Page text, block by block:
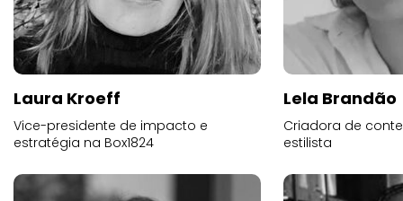
Laura Kroeff
Vice-presidente de impacto e
estratégia na Box1824
Lela Brandão
Criadora de
estilista